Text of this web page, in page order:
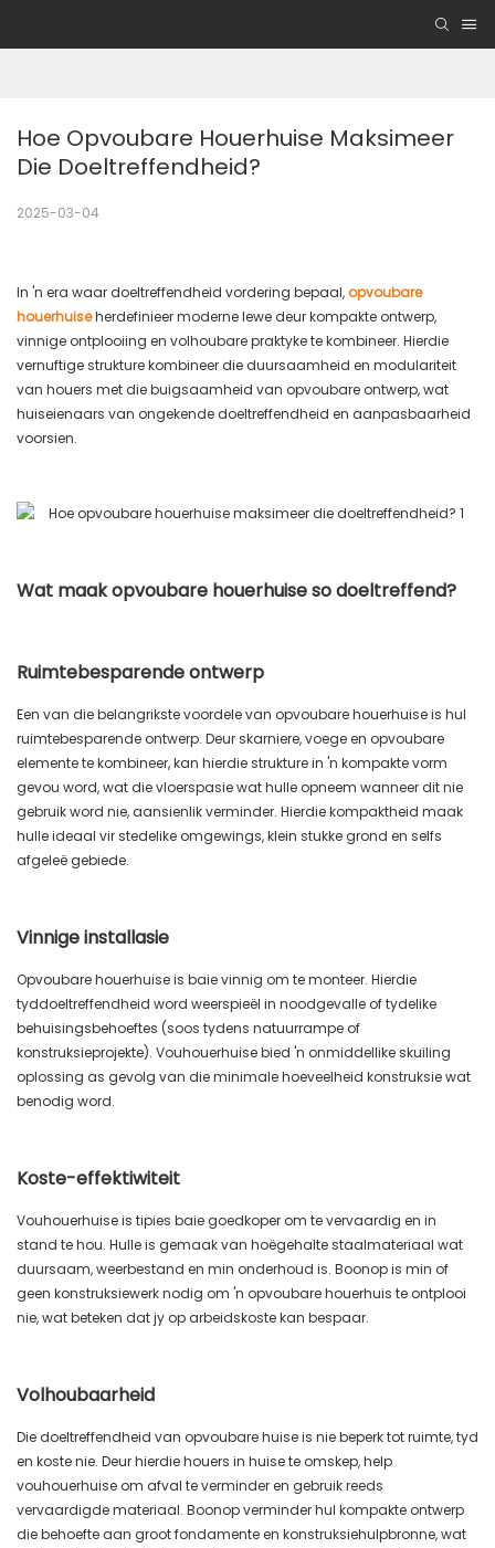
Hoe Opvoubare Houerhuise Maksimeer
Die Doeltreffendheid?
2025-03-04
In 'n era waar doeltreffendheid vordering bepaal, opvoubare
houerhuiseherdefinieer moderne lewe deur kompakte ontwerp,
vinnige ontplooiing en volhoubare praktyke te kombineer. Hierdie
vernuftige strukture kombineer die duursaamheid en modulariteit
van houers met die buigsaamheid van opvoubare ontwerp, wat
huiseienaars van ongekende doeltreffendheid en aanpasbaarheid
voorsien.
Wat maak opvoubare houerhuise so doeltreffend?
Ruimtebesparende ontwerp
Een van die belangrikste voordele van opvoubare houerhuise is hul
ruimtebesparende ontwerp. Deur skarniere, voege en opvoubare
elemente te kombineer, kan hierdie strukture in 'n kompakte vorm
gevou word, wat die vloerspasie wat hulle opneem wanneer dit nie
gebruik word nie, aansienlik verminder. Hierdie kompaktheid maak
hulle ideaal vir stedelike omgewings, klein stukke grond en selfs
afgeleë gebiede.
Vinnige installasie
Opvoubare houerhuise is baie vinnig om te monteer. Hierdie
tyddoeltreffendheid word weerspieël in noodgevalle of tydelike
behuisingsbehoeftes (soos tydens natuurrampe of
konstruksieprojekte). Vouhouerhuise bied 'n onmiddellike skuiling
oplossing as gevolg van die minimale hoeveelheid konstruksie wat
benodig word.
Koste-effektiwiteit
Vouhouerhuise is tipies baie goedkoper om te vervaardig en in
stand te hou. Hulle is gemaak van hoëgehalte staalmateriaal wat
duursaam, weerbestand en min onderhoud is. Boonop is min of
geen konstruksiewerk nodig om 'n opvoubare houerhuis te ontplooi
nie, wat beteken dat jy op arbeidskoste kan bespaar.
Volhoubaarheid
Die doeltreffendheid van opvoubare huise is nie beperk tot ruimte, tyd
en koste nie. Deur hierdie houers in huise te omskep, help
vouhouerhuise om afval te verminder en gebruik reeds
vervaardigde materiaal. Boonop verminder hul kompakte ontwerp
die behoefte aan groot fondamente en konstruksiehulpbronne, wat